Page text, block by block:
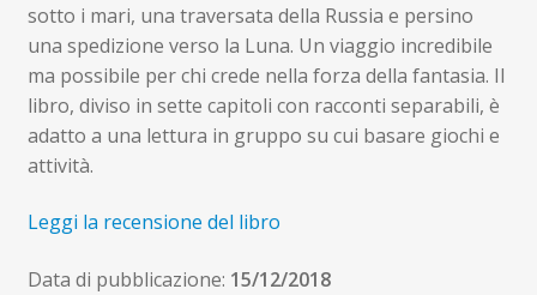
sotto i mari, una traversata della Russia e persino
una spedizione verso la Luna. Un viaggio incredibile
ma possibile per chi crede nella forza della fantasia. Il
libro, diviso in sette capitoli con racconti separabili, è
adatto a una lettura in gruppo su cui basare giochi e
attività.
Leggi la recensione del libro
Data di pubblicazione: 15/12/2018